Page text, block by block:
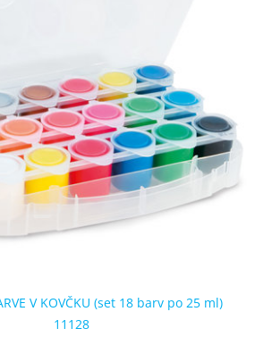
V KOVČKU (set 18 barv po 25 ml)
11128